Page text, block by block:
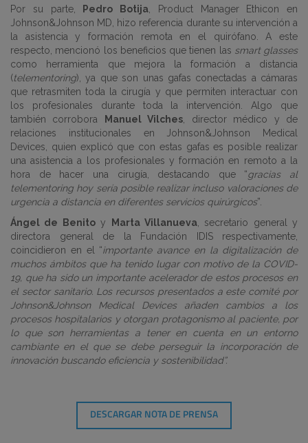
Por su parte, Pedro Botija , Product Manager Ethicon en
Johnson&Johnson MD, hizo referencia durante su intervención a
la asistencia y formación remota en el quirófano. A este
respecto, mencionó los beneficios que tienen las smart glasses
como herramienta que mejora la formación a distancia
(telementoring), ya que son unas gafas conectadas a cámaras
que retrasmiten toda la cirugía y que permiten interactuar con
los profesionales durante toda la intervención. Algo que
también corrobora
Manuel Vilches , director médico y de
relaciones institucionales en Johnson&Johnson Medical
Devices, quien explicó que con estas gafas es posible realizar
una asistencia a los profesionales y formación en remoto a la
hora de hacer una cirugía, destacando que “gracias al
telementoring hoy sería posible realizar incluso valoraciones de
urgencia a distancia en diferentes servicios quirúrgicos”.
Ángel de Benitoy Marta Villanueva, secretario general y
directora general de la Fundación IDIS respectivamente,
coincidieron en el “importante avance en la digitalización de
muchos ámbitos que ha tenido lugar con motivo de la COVID-
19, que ha sido un importante acelerador de estos procesos en
el sector sanitario. Los recursos presentados a este comité por
Johnson&Johnson Medical Devices añaden cambios a los
procesos hospitalarios y otorgan protagonismo al paciente, por
lo que son herramientas a tener en cuenta en un entorno
cambiante en el que se debe perseguir la incorporación de
innovación buscando eficiencia y sostenibilidad”.
DESCARGAR NOTA DE PRENSA